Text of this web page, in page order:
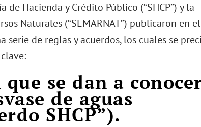
Hacienda y Crédito Público (“SHCP”) y la
Naturales (“SEMARNAT”) publicaron en
serie de reglas y acuerdos, los cuales se
se dan a
de aguas
SHCP”).